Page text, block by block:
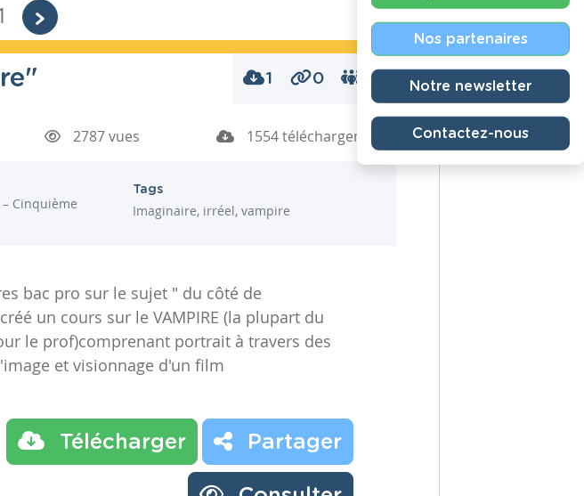
1 0 0
2787 vues 1554 téléchargements
Cinquième
Tags
Imaginaire, irréel, vampire
bac pro sur le sujet " du côté de
un cours sur le VAMPIRE (la plupart du
le prof)comprenant portrait à travers des
et visionnage d'un film
Télécharger Partager
Nos partenaires
Notre newsletter
Contactez-nous